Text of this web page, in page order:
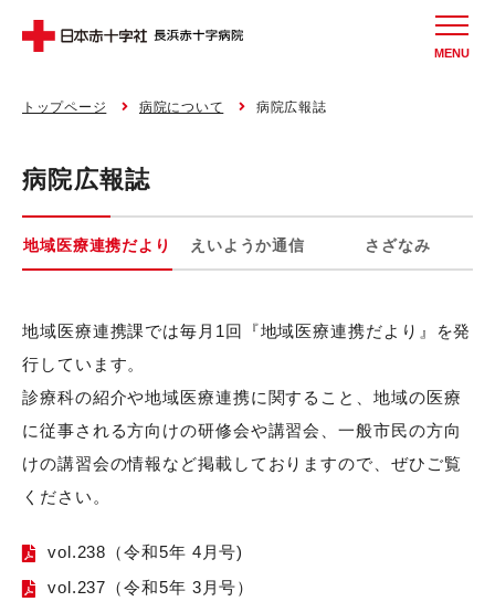
MENU
トップページ 病院について 病院広報誌
病院広報誌
地域医療連携だより えいようか通信 さざなみ
地域医療連携課では毎月1回『地域医療連携だより』を発
行しています。
診療科の紹介や地域医療連携に関すること、地域の医療
に従事される方向けの研修会や講習会、一般市民の方向
けの講習会の情報など掲載しておりますので、ぜひご覧
ください。
vol.238（令和5年 4月号)
vol.237（令和5年 3月号）